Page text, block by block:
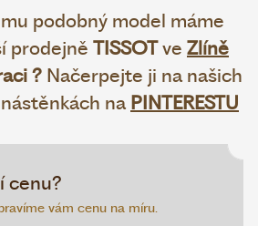
podobný model máme
prodejně TISSOTve Zlíně
? Načerpejte ji na našich
naPINTERESTU
cenu?
vám cenu na míru.